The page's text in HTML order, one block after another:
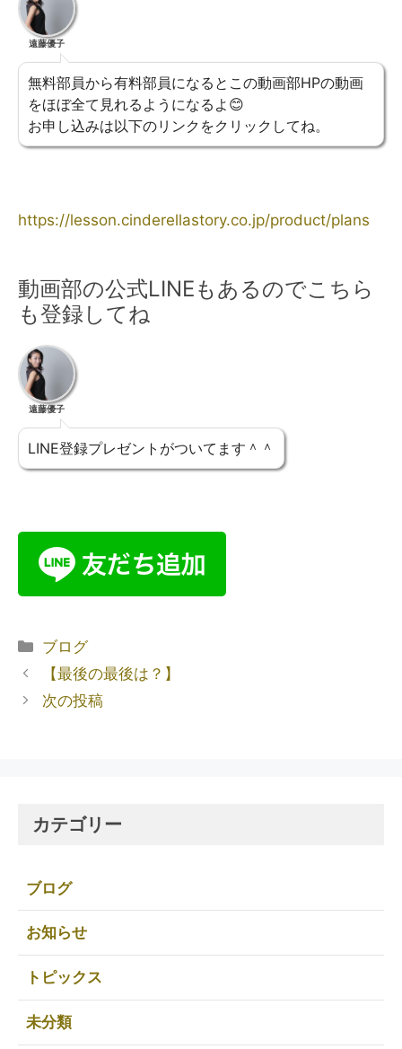
遠藤優子
無料部員から有料部員になるとこの動画部HPの動画
をほぼ全て見れるようになるよ😊
お申し込みは以下のリンクをクリックしてね。
https://lesson.cinderellastory.co.jp/product/plans
動画部の公式LINEもあるのでこちら
も登録してね
遠藤優子
LINE登録プレゼントがついてます＾＾
ブログ
【最後の最後は？】
次の投稿
カテゴリー
ブログ
お知らせ
トピックス
未分類